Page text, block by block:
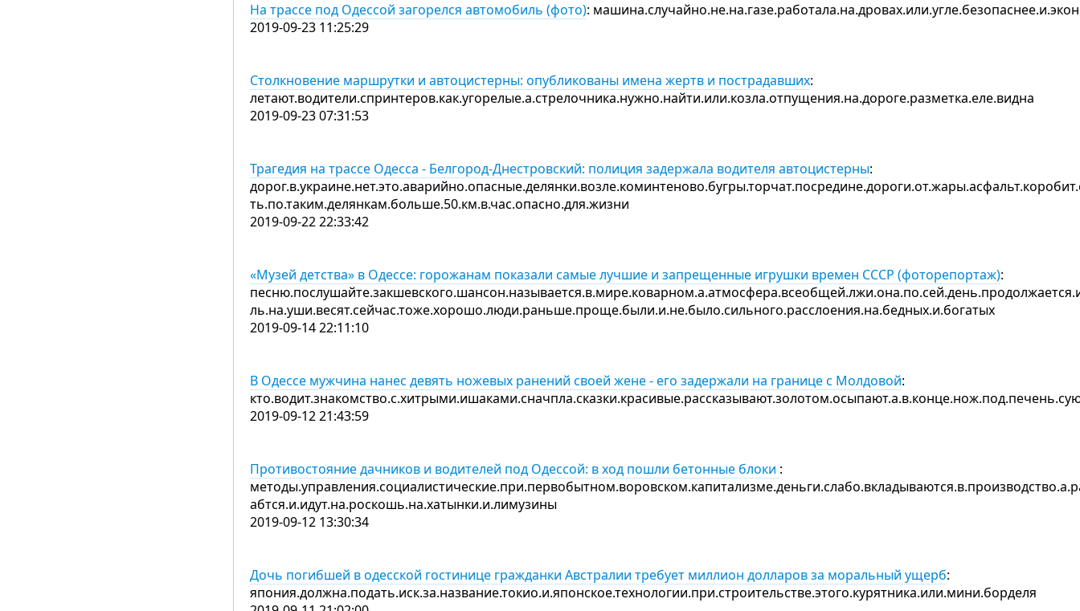
На трассе под Одессой загорелся автомобиль (фото):
2019-09-23 11:25:29
Столкновение маршрутки и автоцистерны: опубликованы имена жертв и пострадавших:
летают.водители.спринтеров.как.угорелые.а.стрелочника.нужно.найти.или.козла.отпущения.на.дороге.разметка.еле.видна
2019-09-23 07:31:53
Трагедия на трассе Одесса - Белгород-Днестровский: полиция задержала водителя автоцистерны:
ть.по.таким.делянкам.больше.50.км.в.час.опасно.для.жизни
2019-09-22 22:33:42
«Музей детства» в Одессе: горожанам показали самые лучшие и запрещенные игрушки времен СССР (фоторепортаж):
ль.на.уши.весят.сейчас.тоже.хорошо.люди.раньше.проще.были.и.не.было.сильного.расслоения.на.бедных.и.богатых
2019-09-14 22:11:10
В Одессе мужчина нанес девять ножевых ранений своей жене - его задержали на границе с Молдовой:
2019-09-12 21:43:59
Противостояние дачников и водителей под Одессой: в ход пошли бетонные блоки :
абтся.и.идут.на.роскошь.на.хатынки.и.лимузины
2019-09-12 13:30:34
Дочь погибшей в одесской гостинице гражданки Австралии требует миллион долларов за моральный ущерб:
япония.должна.подать.иск.за.название.токио.и.японское.технологии.при.строительстве.этого.курятника.или.мини.борделя